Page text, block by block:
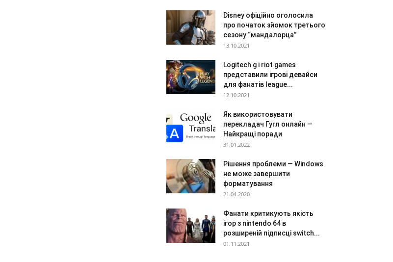
Disney офіційно оголосила
про початок зйомок третього
сезону “мандалорца”
13.10.2021
Logitech g і riot games
представили ігрові девайси
для фанатів league...
12.10.2021
Як використовувати
перекладач Гугл онлайн —
Найкращі поради
31.01.2022
Рішення проблеми — Windows
не може завершити
форматування
21.04.2020
Фанати критикують якість
ігор з nintendo 64 в
розширеній підписці switch...
01.11.2021